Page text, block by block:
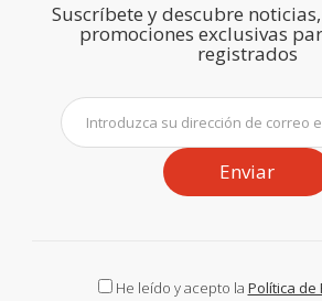
Suscríbete y descubre
promociones exclusivas
registrados
Enviar
He leído y acepto la Política de